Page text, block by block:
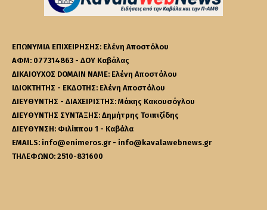
ΕΠΩΝΥΜΙΑ ΕΠΙΧΕΙΡΗΣΗΣ: Ελένη Αποστόλου
ΑΦΜ: 077314863 - ΔΟΥ Καβάλας
ΔΙΚΑΙΟΥΧΟΣ DOMAIN NAME: Ελένη Αποστόλου
ΙΔΙΟΚΤΗΤΗΣ - ΕΚΔΟΤΗΣ: Ελένη Αποστόλου
ΔΙΕΥΘΥΝΤΗΣ - ΔΙΑΧΕΙΡΙΣΤΗΣ: Μάκης Κακουσόγλου
ΔΙΕΥΘΥΝΤΗΣ ΣΥΝΤΑΞΗΣ: Δημήτρης Τσιπιζίδης
ΔΙΕΥΘΥΝΣΗ: Φιλίππου 1 - Καβάλα
EMAILS: info@enimeros.gr - info@kavalawebnews.gr
ΤΗΛΕΦΩΝΟ: 2510-831600